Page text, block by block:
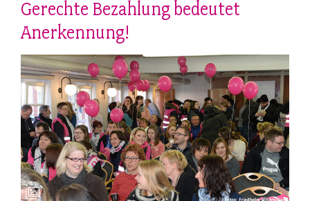
Gerechte Bezahlung bedeutet
Anerkennung!